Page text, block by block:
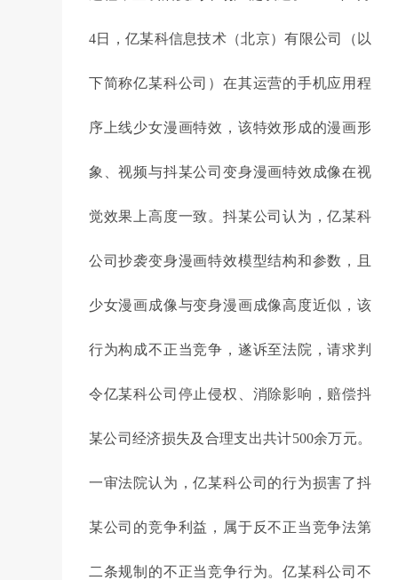
4日，亿某科信息技术（北京）有限公司（以
下简称亿某科公司）在其运营的手机应用程
序上线少女漫画特效，该特效形成的漫画形
象、视频与抖某公司变身漫画特效成像在视
觉效果上高度一致。抖某公司认为，亿某科
公司抄袭变身漫画特效模型结构和参数，且
少女漫画成像与变身漫画成像高度近似，该
行为构成不正当竞争，遂诉至法院，请求判
令亿某科公司停止侵权、消除影响，赔偿抖
某公司经济损失及合理支出共计500余万元。
一审法院认为，亿某科公司的行为损害了抖
某公司的竞争利益，属于反不正当竞争法第
二条规制的不正当竞争行为。亿某科公司不